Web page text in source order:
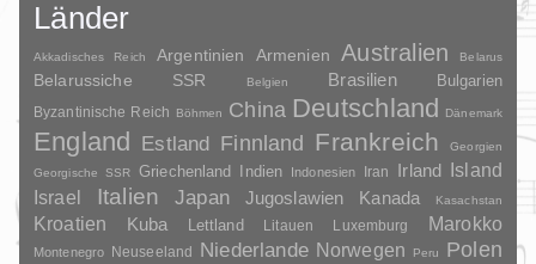
Länder
Akkadisches Reich Argentinien Armenien Australien Belarus
Belarussiche SSR Belgien Brasilien Bulgarien
Byzantinische Reich Böhmen China Deutschland Dänemark
England Estland Finnland Frankreich
Georgien
Georgische SSR
Griechenland Indien Indonesien Iran Irland
Island
Israel
Italien Japan Jugoslawien Kanada Kasachstan
Kroatien Kuba Lettland Litauen Luxemburg Marokko
Montenegro Neuseeland Niederlande Norwegen Peru
Polen